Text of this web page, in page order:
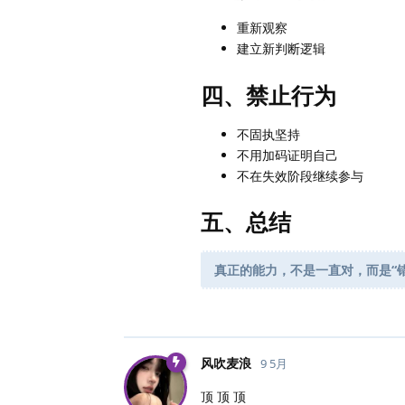
重新观察
建立新判断逻辑
四、禁止行为
不固执坚持
不用加码证明自己
不在失效阶段继续参与
五、总结
真正的能力，不是一直对，而是“
风吹麦浪 9 5月
顶 顶 顶